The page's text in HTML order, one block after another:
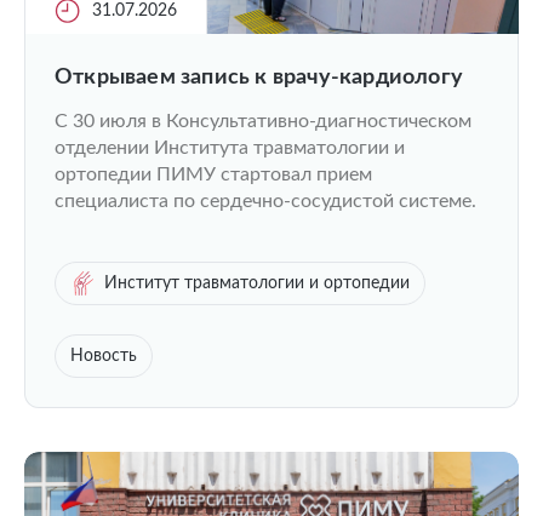
31.07.2026
Открываем запись к врачу-кардиологу
C 30 июля в Консультативно-диагностическом
отделении Института травматологии и
ортопедии ПИМУ стартовал прием
специалиста по сердечно-сосудистой системе.
Институт травматологии и ортопедии
Новость